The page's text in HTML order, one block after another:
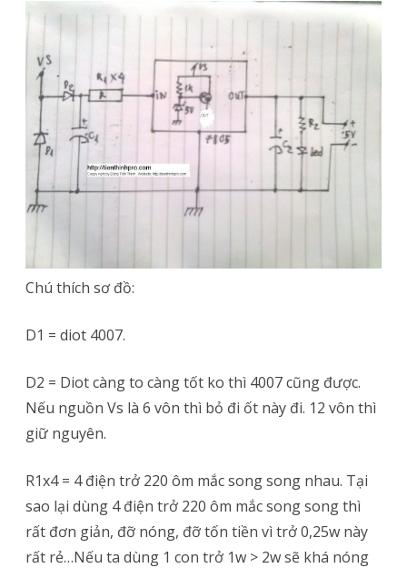
Chú thích sơ đồ:
D1 = diot 4007.
D2 = Diot càng to càng tốt ko thì 4007 cũng được.
Nếu nguồn Vs là 6 vôn thì bỏ đi ốt này đi. 12 vôn thì
giữ nguyên.
R1x4 = 4 điện trở 220 ôm mắc song song nhau. Tại
sao lại dùng 4 điện trở 220 ôm mắc song song thì
rất đơn giản, đỡ nóng, đỡ tốn tiền vì trở 0,25w này
rất rẻ…Nếu ta dùng 1 con trở 1w > 2w sẽ khá nóng